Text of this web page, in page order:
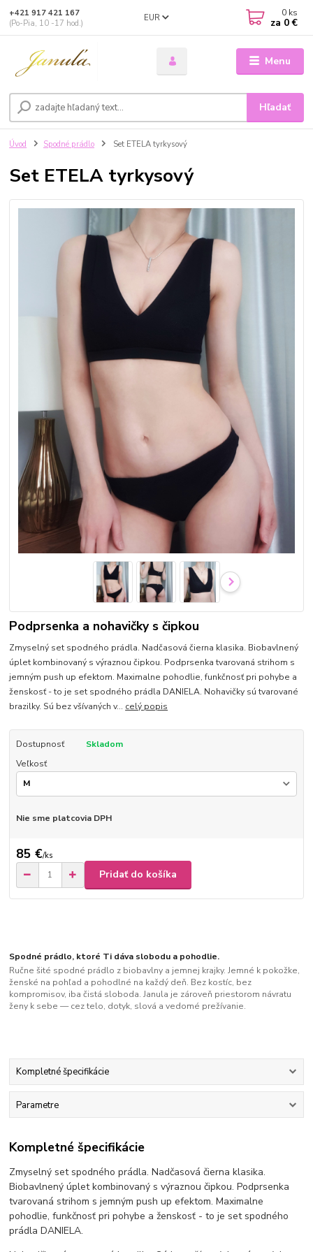
Menu
EUR
Hľadať
+421 917 421 167
(Po-Pia, 10 -17 hod.)
0 ks
za 0 €
Úvod Spodné prádlo Set ETELA tyrkysový
Set ETELA tyrkysový
Podprsenka a nohavičky s čipkou
Zmyselný set spodného prádla. Nadčasová čierna klasika. Biobavlnený
úplet kombinovaný s výraznou čipkou. Podprsenka tvarovaná strihom s
jemným push up efektom. Maximalne pohodlie, funkčnosť pri pohybe a
ženskosť - to je set spodného prádla DANIELA. Nohavičky sú tvarované
brazilky. Sú bez všívaných v... celý popis
Dostupnosť
Skladom
Veľkosť
Nie sme platcovia DPH
85 €/ks
Pridať do košíka
Spodné prádlo, ktoré Ti dáva slobodu a pohodlie.
Ručne šité spodné prádlo z biobavlny a jemnej krajky. Jemné k pokožke,
ženské na pohľad a pohodlné na každý deň. Bez kostíc, bez
kompromisov, iba čistá sloboda. Janula je zároveň priestorom návratu
ženy k sebe — cez telo, dotyk, slová a vedomé prežívanie.
Kompletné špecifikácie
Parametre
Kompletné špecifikácie
Zmyselný set spodného prádla. Nadčasová čierna klasika.
Biobavlnený úplet kombinovaný s výraznou čipkou. Podprsenka
tvarovaná strihom s jemným push up efektom. Maximalne
pohodlie, funkčnosť pri pohybe a ženskosť - to je set spodného
prádla DANIELA.